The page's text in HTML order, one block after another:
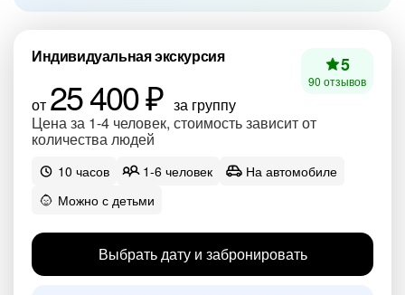
Индивидуальная экскурсия
от 25 400 ₽ за группу
Цена за 1-4 человек, стоимость зависит от
количества людей
5
90 отзывов
10 часов 1-6 человек
На автомобиле
Можно с детьми
Выбрать дату и забронировать